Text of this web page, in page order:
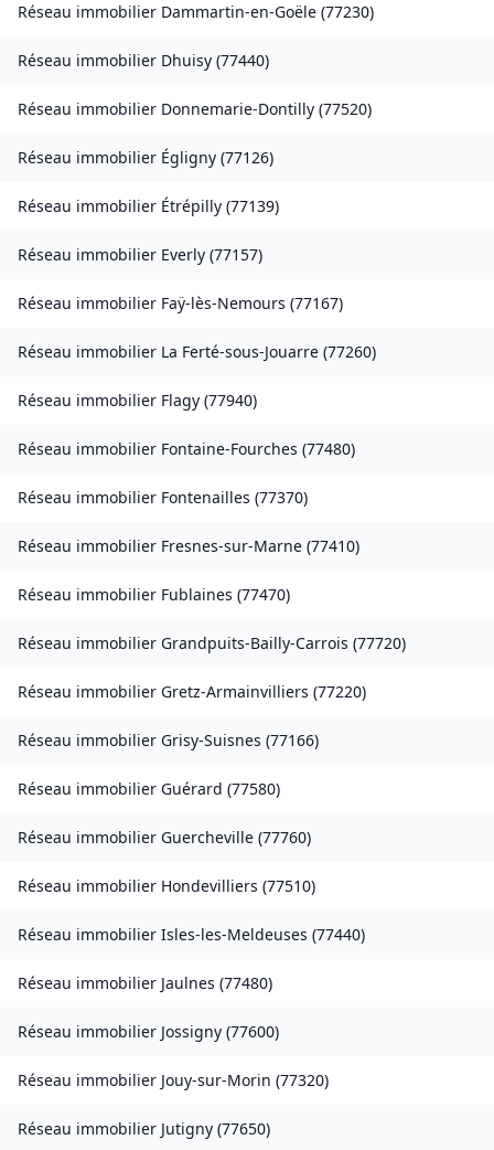
Réseau immobilier Dammartin-en-Goële (77230)
Réseau immobilier Dhuisy (77440)
Réseau immobilier Donnemarie-Dontilly (77520)
Réseau immobilier Égligny (77126)
Réseau immobilier Étrépilly (77139)
Réseau immobilier Everly (77157)
Réseau immobilier Faÿ-lès-Nemours (77167)
Réseau immobilier La Ferté-sous-Jouarre (77260)
Réseau immobilier Flagy (77940)
Réseau immobilier Fontaine-Fourches (77480)
Réseau immobilier Fontenailles (77370)
Réseau immobilier Fresnes-sur-Marne (77410)
Réseau immobilier Fublaines (77470)
Réseau immobilier Grandpuits-Bailly-Carrois (77720)
Réseau immobilier Gretz-Armainvilliers (77220)
Réseau immobilier Grisy-Suisnes (77166)
Réseau immobilier Guérard (77580)
Réseau immobilier Guercheville (77760)
Réseau immobilier Hondevilliers (77510)
Réseau immobilier Isles-les-Meldeuses (77440)
Réseau immobilier Jaulnes (77480)
Réseau immobilier Jossigny (77600)
Réseau immobilier Jouy-sur-Morin (77320)
Réseau immobilier Jutigny (77650)